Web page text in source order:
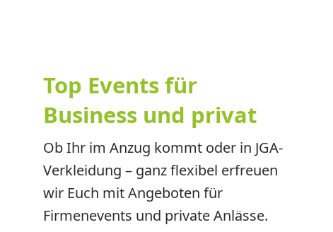
Top Events für
Business und privat
Ob Ihr im Anzug kommt oder in JGA-
Verkleidung – ganz flexibel erfreuen
wir Euch mit Angeboten für
Firmenevents und private Anlässe.